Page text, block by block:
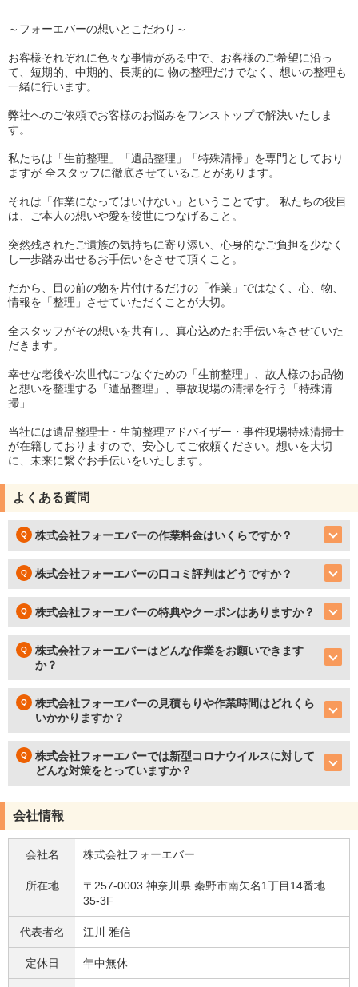
～フォーエバーの想いとこだわり～
お客様それぞれに色々な事情がある中で、お客様のご希望に沿っ
て、短期的、中期的、長期的に 物の整理だけでなく、想いの整理も
一緒に行います。
弊社へのご依頼でお客様のお悩みをワンストップで解決いたしま
す。
私たちは「生前整理」「遺品整理」「特殊清掃」を専門としており
ますが 全スタッフに徹底させていることがあります。
それは「作業になってはいけない」ということです。 私たちの役目
は、ご本人の想いや愛を後世につなげること。
突然残されたご遺族の気持ちに寄り添い、心身的なご負担を少なく
し一歩踏み出せるお手伝いをさせて頂くこと。
だから、目の前の物を片付けるだけの「作業」ではなく、心、物、
情報を「整理」させていただくことが大切。
全スタッフがその想いを共有し、真心込めたお手伝いをさせていた
だきます。
幸せな老後や次世代につなぐための「生前整理」、故人様のお品物
と想いを整理する「遺品整理」、事故現場の清掃を行う「特殊清
掃」
当社には遺品整理士・生前整理アドバイザー・事件現場特殊清掃士
が在籍しておりますので、安心してご依頼ください。想いを大切
に、未来に繋ぐお手伝いをいたします。
よくある質問
株式会社フォーエバーの作業料金はいくらですか？
株式会社フォーエバーの口コミ評判はどうですか？
株式会社フォーエバーの特典やクーポンはありますか？
株式会社フォーエバーはどんな作業をお願いできます
か？
株式会社フォーエバーの見積もりや作業時間はどれくら
いかかりますか？
株式会社フォーエバーでは新型コロナウイルスに対して
どんな対策をとっていますか？
会社情報
会社名 株式会社フォーエバー
所在地 〒257-0003 神奈川県 秦野市南矢名1丁目14番地
35-3F
代表者名 江川 雅信
定休日 年中無休